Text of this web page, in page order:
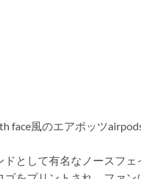
face風のエアポッツ
ドとして有名なノースフェ